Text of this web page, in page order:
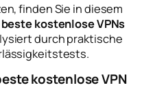
finden Sie in diesem
beste kostenlose VPNs
durch praktische
kostenlose VPN